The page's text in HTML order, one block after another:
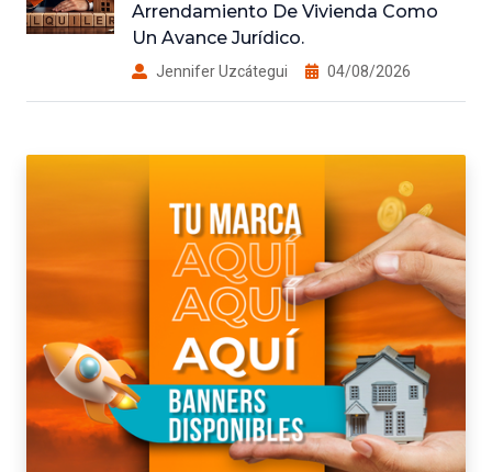
Arrendamiento De Vivienda Como
Un Avance Jurídico.
Jennifer Uzcátegui 04/08/2026